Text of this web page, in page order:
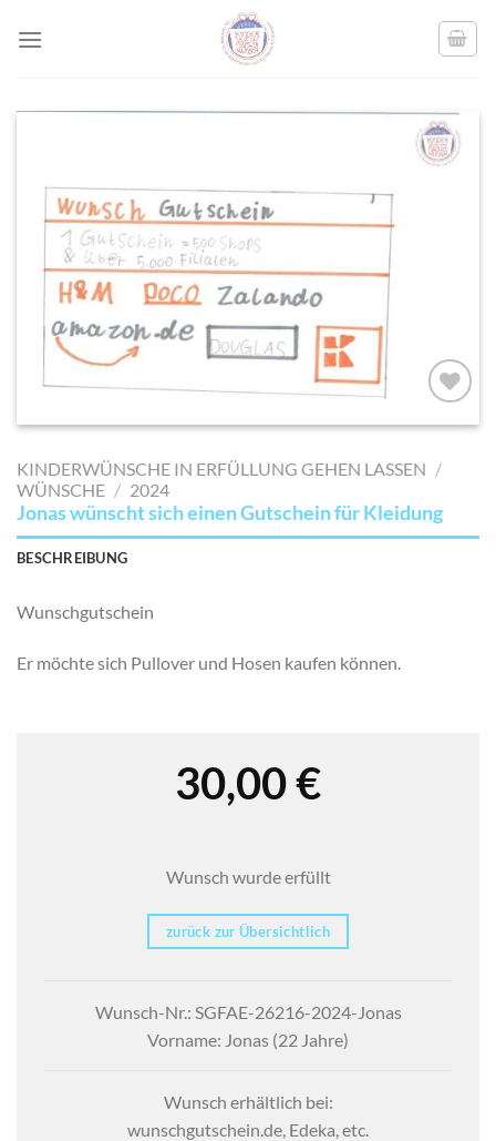
AUF MEINE
SETZEN
KINDERWÜNSCHE IN ERFÜLLUNG GEHEN LASSEN /
WÜNSCHE / 2024
Jonas wünscht sich einen Gutschein für Kleidung
BESCHREIBUNG
Wunschgutschein
Er möchte sich Pullover und Hosen kaufen können.
30,00€
Wunsch wurde erfüllt
zurück zur Übersichtlich
Wunsch-Nr.: SGFAE-26216-2024-Jonas
Vorname: Jonas (22 Jahre)
Wunsch erhältlich bei:
wunschgutschein.de, Edeka, etc.